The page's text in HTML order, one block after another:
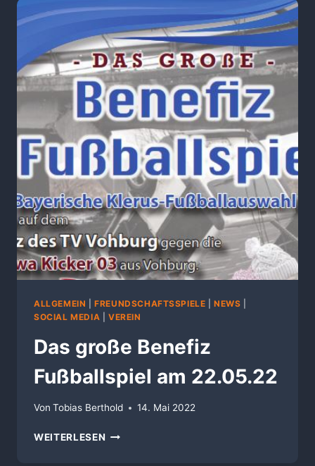
ALLGEMEIN |FREUNDSCHAFTSSPIELE |NEWS
SOCIAL MEDIA
VEREIN
Das große Benefiz
Fußballspiel am 22.05.22
Von Tobias Berthold 14. Mai 2022
WEITERLESEN DAS